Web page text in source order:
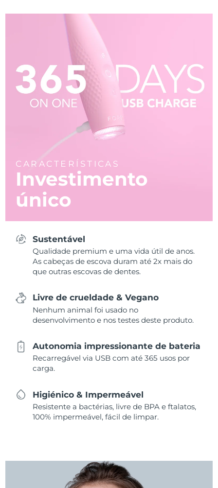
CARACTERÍSTICAS
Investimento
único
Sustentável
Qualidade premium e uma vida útil de anos.
As cabeças de escova duram até 2x mais do
que outras escovas de dentes.
Livre de crueldade & Vegano
Nenhum animal foi usado no
desenvolvimento e nos testes deste produto.
Autonomia impressionante de bateria
Recarregável via USB com até 365 usos por
carga.
Higiénico & Impermeável
Resistente a bactérias, livre de BPA e ftalatos,
100% impermeável, fácil de limpar.